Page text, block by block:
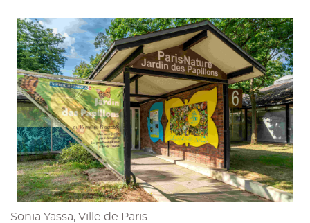
Sonia Yassa, Ville de Paris